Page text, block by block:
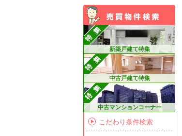
新築戸建て特集
中古戸建て特集
中古マンションコーナー
こだわり条件検索